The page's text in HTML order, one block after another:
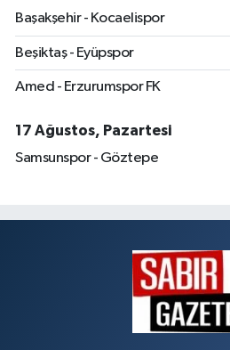
Başakşehir - Kocaelispor
Beşiktaş - Eyüpspor
Amed - Erzurumspor FK
17 Ağustos, Pazartesi
Samsunspor - Göztepe